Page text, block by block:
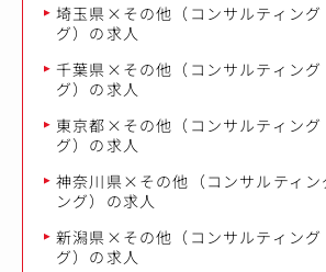
埼玉県×その他（コンサルティング
グ）の求人
千葉県×その他（コンサルティング
グ）の求人
東京都×その他（コンサルティング
グ）の求人
神奈川県×その他（コンサルティン
ング）の求人
新潟県×その他（コンサルティング
グ）の求人